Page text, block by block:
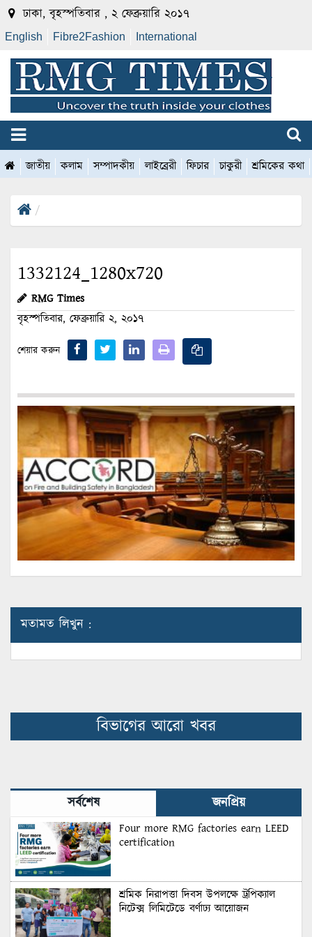
ঢাকা, বৃহস্পতিবার , ২ ফেব্রুয়ারি ২০১৭
English Fibre2Fashion International
জাতীয় কলাম সম্পাদকীয় লাইব্রেরী ফিচার চাকুরী শ্রমিকের কথা
1332124_1280x720
RMG Times
বৃহস্পতিবার, ফেব্রুয়ারি ২, ২০১৭
শেয়ার করুন
মতামত লিখুন :
বিভাগের আরো খবর
সর্বশেষ জনপ্রিয়
Four more RMG factories earn LEED
certification
শ্রমিক নিরাপত্তা দিবস উপলক্ষে ট্রপিক্যাল
নিটেক্স লিমিটেডে বর্ণাঢ্য আয়োজন